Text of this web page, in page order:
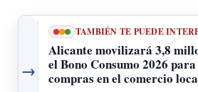
→
TAMBIÉN TE PUEDE
Alicante movilizará 3,8
el Bono Consumo 2026
compras en el comercio